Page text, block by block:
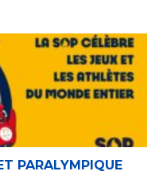
PARALYMPIQUE